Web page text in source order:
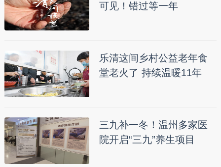
可见！错过等一年
乐清这间乡村公益老年食
堂老火了 持续温暖11年
三九补一冬！温州多家医
院开启“三九”养生项目